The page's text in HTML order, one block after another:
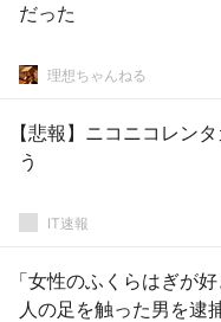
だった
理想ちゃんねる
【悲報】ニコニコレン
う
IT速報
「女性のふくらはぎが
人の足を触った男を逮